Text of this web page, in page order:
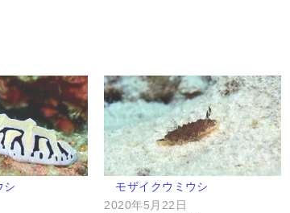
シ
モザイクウミウシ
2020年5月22日